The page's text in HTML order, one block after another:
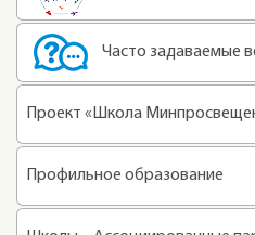
Часто задаваемые
Проект «Школа
Профильное образование